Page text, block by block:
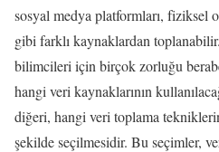
sosyal medya platformları, fiziksel
gibi farklı kaynaklardan
bilimcileri için birçok zorluğu
hangi veri kaynaklarının
diğeri, hangi veri toplama
şekilde seçilmesidir. Bu seçimler,